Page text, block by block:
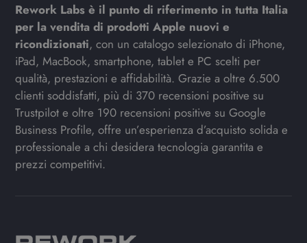
Rework Labs è il punto di riferimento in tutta Italia
per la vendita di prodotti Apple nuovi e
ricondizionati, con un catalogo selezionato di iPhone,
iPad, MacBook, smartphone, tablet e PC scelti per
qualità, prestazioni e affidabilità. Grazie a oltre 6.500
clienti soddisfatti, più di 370 recensioni positive su
Trustpilot e oltre 190 recensioni positive su Google
Business Profile, offre un’esperienza d’acquisto solida e
professionale a chi desidera tecnologia garantita e
prezzi competitivi.